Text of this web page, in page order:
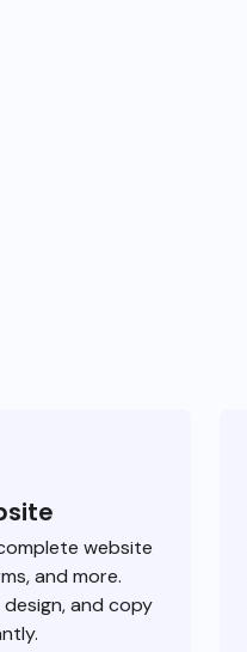
website
and more.
and copy